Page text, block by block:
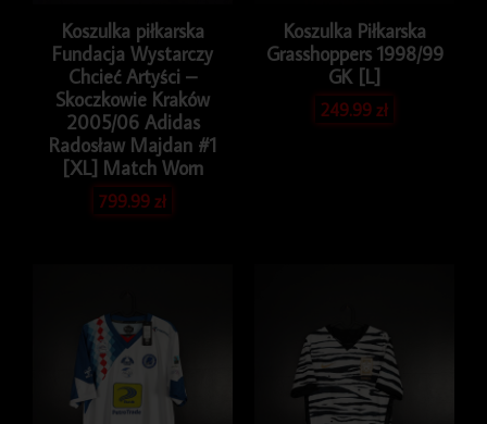
Koszulka piłkarska
Fundacja Wystarczy
Chcieć Artyści –
Skoczkowie Kraków
2005/06 Adidas
Radosław Majdan #1
[XL] Match Worn
799.99zł
Koszulka Piłkarska
Grasshoppers 1998/99
GK [L]
249.99zł